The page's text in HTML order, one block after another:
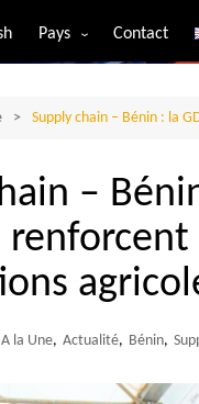
Transport
Transport routier
Pays
Algérie
Bénin
Burkina-Faso
Bostwana
Cameroun
Contact
Supply chain – Bénin : la
–
A la Une, Actualité, Bénin,